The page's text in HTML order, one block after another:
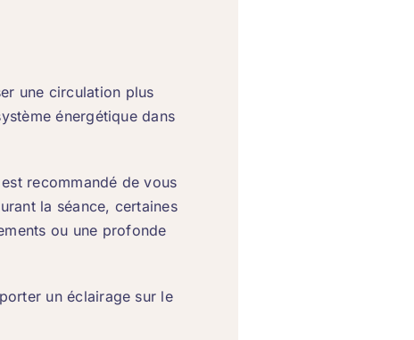
une circulation plus
énergétique dans
recommandé de vous
la séance, certaines
ou une profonde
un éclairage sur le